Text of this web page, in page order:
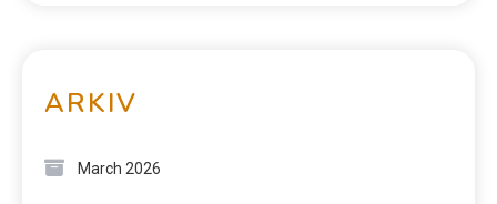
ARKIV
March 2026